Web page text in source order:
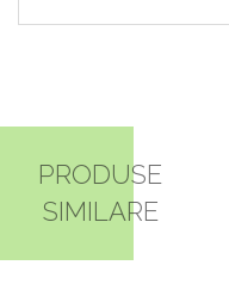
PRODUSE
SIMILARE